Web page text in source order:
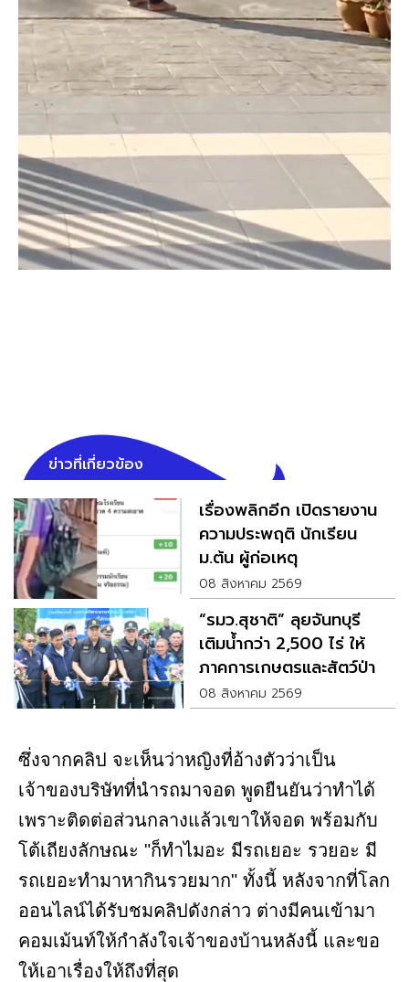
ข่าวที่เกี่ยวข้อง
เรื่องพลิกอีก เปิดรายงาน
ความประพฤติ นักเรียน
ม.ต้น ผู้ก่อเหตุ
08 สิงหาคม 2569
“รมว.สุชาติ” ลุยจันทบุรี
เติมน้ำกว่า 2,500 ไร่ ให้
ภาคการเกษตรและสัตว์ป่า
08 สิงหาคม 2569
ซึ่งจากคลิป จะเห็นว่าหญิงที่อ้างตัวว่าเป็น
เจ้าของบริษัทที่นำรถมาจอด พูดยืนยันว่าทำได้
เพราะติดต่อส่วนกลางแล้วเขาให้จอด พร้อมกับ
โต้เถียงลักษณะ "ก็ทำไมอะ มีรถเยอะ รวยอะ มี
รถเยอะทำมาหากินรวยมาก" ทั้งนี้ หลังจากที่โลก
ออนไลน์ได้รับชมคลิปดังกล่าว ต่างมีคนเข้ามา
คอมเม้นท์ให้กำลังใจเจ้าของบ้านหลังนี้ และขอ
ให้เอาเรื่องให้ถึงที่สุด